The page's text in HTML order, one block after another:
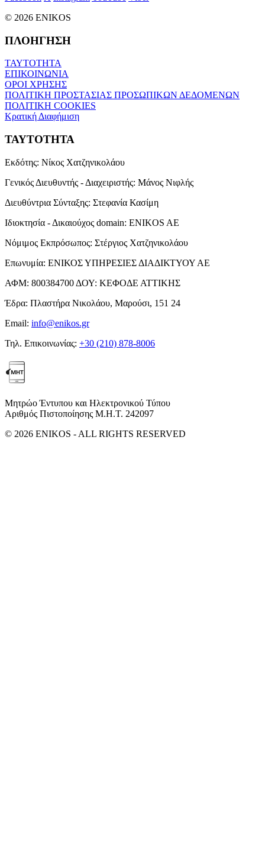
© 2026 ENIKOS
ΠΛΟΗΓΗΣΗ
ΤΑΥΤΟΤΗΤΑ
ΕΠΙΚΟΙΝΩΝΙΑ
ΟΡΟΙ ΧΡΗΣΗΣ
ΠΟΛΙΤΙΚΗ ΠΡΟΣΤΑΣΙΑΣ ΠΡΟΣΩΠΙΚΩΝ ΔΕΔΟΜΕΝΩΝ
ΠΟΛΙΤΙΚΗ COOKIES
Κρατική Διαφήμιση
ΤΑΥΤΟΤΗΤΑ
Εκδότης: Νίκος Χατζηνικολάου
Γενικός Διευθυντής - Διαχειριστής: Μάνος Νιφλής
Διευθύντρια Σύνταξης: Στεφανία Κασίμη
Ιδιοκτησία - Δικαιούχος domain: ENIKOS AE
Νόμιμος Εκπρόσωπος: Στέργιος Χατζηνικολάου
Επωνυμία: ΕΝΙΚΟΣ ΥΠΗΡΕΣΙΕΣ ΔΙΑΔΙΚΤΥΟΥ ΑΕ
ΑΦΜ: 800384700 ΔΟΥ: ΚΕΦΟΔΕ ΑΤΤΙΚΗΣ
Έδρα: Πλαστήρα Νικολάου, Μαρούσι, 151 24
Email: info@enikos.gr
Τηλ. Επικοινωνίας: +30 (210) 878-8006
Μητρώο Έντυπου και Ηλεκτρονικού Τύπου
Αριθμός Πιστοποίησης Μ.Η.Τ. 242097
© 2026 ENIKOS - ALL RIGHTS RESERVED